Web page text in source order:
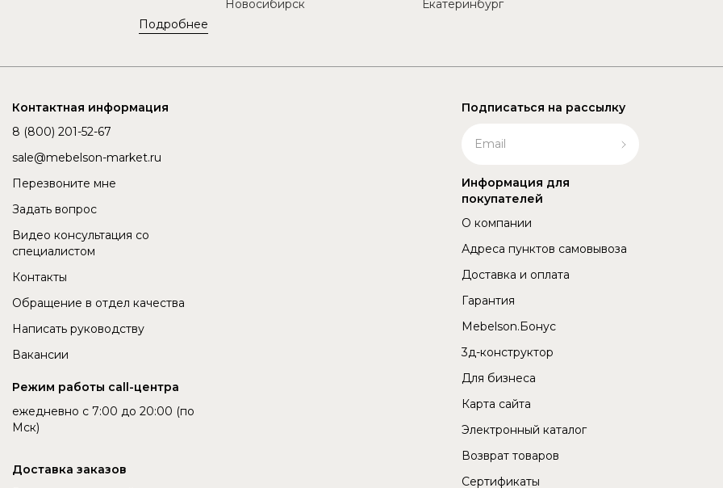
Подробнее
Новосибирск
Екатеринбург
Контактная информация
8 (800) 201-52-67
sale@mebelson-market.ru
Перезвоните мне
Задать вопрос
Видео консультация со
специалистом
Контакты
Обращение в отдел качества
Написать руководству
Вакансии
Режим работы call-центра
ежедневно с 7:00 до 20:00 (по
Мск)
Доставка заказов
Подписаться на рассылку
Информация для
покупателей
О компании
Адреса пунктов самовывоза
Доставка и оплата
Гарантия
Mebelson.Бонус
3д-конструктор
Для бизнеса
Карта сайта
Электронный каталог
Возврат товаров
Сертификаты